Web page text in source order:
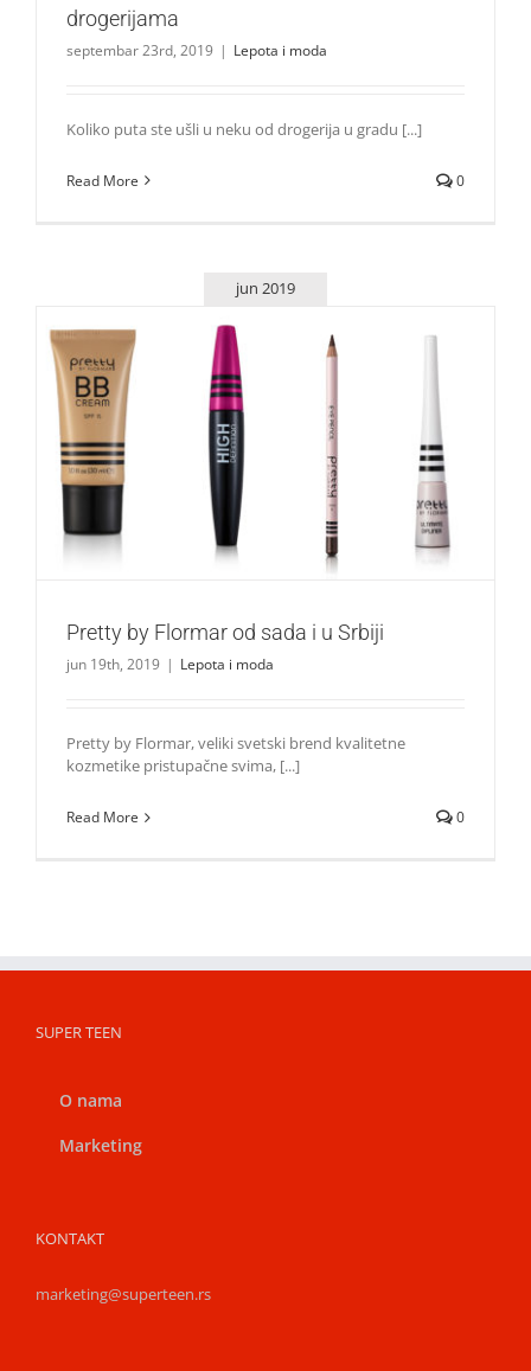
drogerijama
septembar 23rd, 2019 | Lepota i moda
Koliko puta ste ušli u neku od drogerija u gradu [...]
Read More 0
jun 2019
Pretty by Flormar od sada i u Srbiji
Lepota i moda
Pretty by Flormar od sada i u Srbiji
jun 19th, 2019 | Lepota i moda
Pretty by Flormar, veliki svetski brend kvalitetne
kozmetike pristupačne svima, [...]
Read More 0
SUPER TEEN
O nama
Marketing
KONTAKT
marketing@superteen.rs